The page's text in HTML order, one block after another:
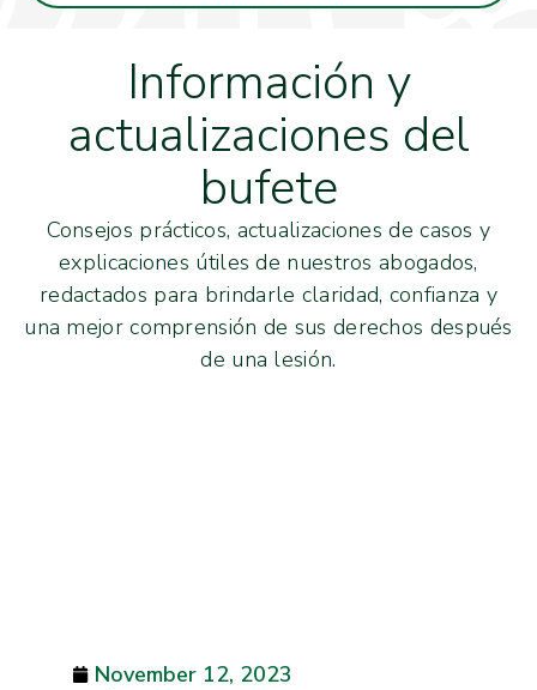
Información y
actualizaciones del
bufete
Consejos prácticos, actualizaciones de casos y
explicaciones útiles de nuestros abogados,
redactados para brindarle claridad, confianza y
una mejor comprensión de sus derechos después
de una lesión.
November 12, 2023